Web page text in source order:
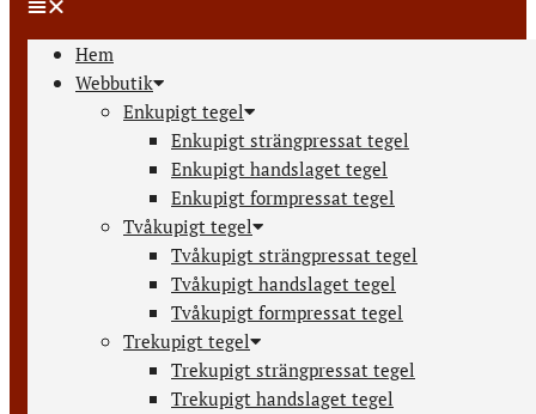
Hem
Webbutik
Enkupigt tegel
Enkupigt strängpressat tegel
Enkupigt handslaget tegel
Enkupigt formpressat tegel
Tvåkupigt tegel
Tvåkupigt strängpressat tegel
Tvåkupigt handslaget tegel
Tvåkupigt formpressat tegel
Trekupigt tegel
Trekupigt strängpressat tegel
Trekupigt handslaget tegel